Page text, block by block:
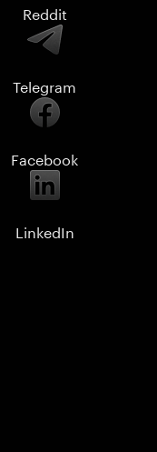
Reddit
Telegram
Facebook
LinkedIn